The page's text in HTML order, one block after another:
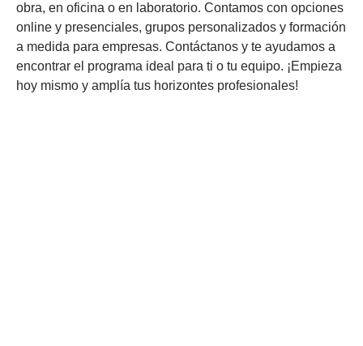
obra, en oficina o en laboratorio. Contamos con opciones
online y presenciales, grupos personalizados y formación
a medida para empresas. Contáctanos y te ayudamos a
encontrar el programa ideal para ti o tu equipo. ¡Empieza
hoy mismo y amplía tus horizontes profesionales!